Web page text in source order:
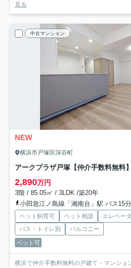
見る
中古マンション
NEW
横浜市戸塚区深谷町
2,890万円
3階 / 85.05㎡ / 3LDK /築20年
小田急江ノ島線「湘南台」駅 バス15
ペット飼育可 ペット相談 エレベー
バス・トイレ別
バルコニー
ペット可
横浜で仲介手数料無料の戸建て・マンショ